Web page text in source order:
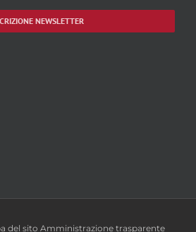
NEWSLETTER
del sito Amministrazione trasparente